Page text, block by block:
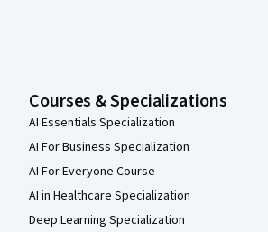
Courses & Specializations
AI Essentials Specialization
AI For Business Specialization
AI For Everyone Course
AI in Healthcare Specialization
Deep Learning Specialization